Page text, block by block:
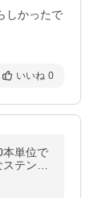
しかったで
いいね 0
本単位で
テンレ
ンスリ